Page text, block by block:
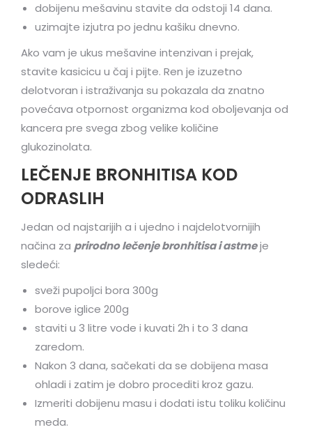
dobijenu mešavinu stavite da odstoji 14 dana.
uzimajte izjutra po jednu kašiku dnevno.
Ako vam je ukus mešavine intenzivan i prejak,
stavite kasicicu u čaj i pijte. Ren je izuzetno
delotvoran i istraživanja su pokazala da znatno
povećava otpornost organizma kod oboljevanja od
kancera pre svega zbog velike količine
glukozinolata.
LEČENJE BRONHITISA KOD
ODRASLIH
Jedan od najstarijih a i ujedno i najdelotvornijih
načina za prirodno lečenje bronhitisa i astmeje
sledeći:
sveži pupoljci bora 300g
borove iglice 200g
staviti u 3 litre vode i kuvati 2h i to 3 dana
zaredom.
Nakon 3 dana, sačekati da se dobijena masa
ohladi i zatim je dobro procediti kroz gazu.
Izmeriti dobijenu masu i dodati istu toliku količinu
meda.